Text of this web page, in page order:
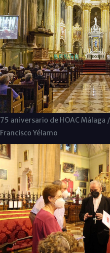
75 aniversario de HOAC Málaga
Francisco Yélamo